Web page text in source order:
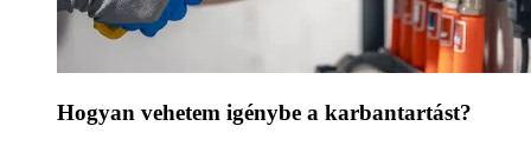
Hogyan vehetem igénybe a karbantartást?